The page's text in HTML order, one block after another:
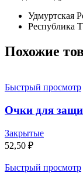
Удмуртская
Республика
Похожие
Быстрый просмотр
Очки для
Закрытые
52,50 ₽
Быстрый просмотр